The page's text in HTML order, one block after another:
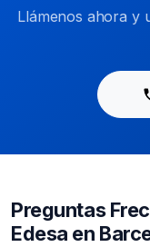
Llámenos ahora y
Preguntas
Edesa en